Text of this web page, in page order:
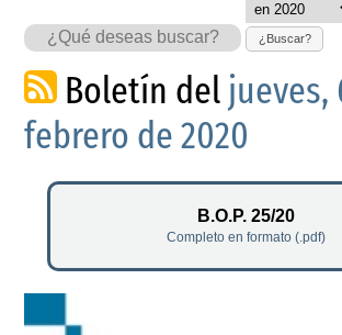
¿Buscar?
Boletín del jueves,
febrero de 2020
B.O.P. 25/20
Completo en formato (.pdf)